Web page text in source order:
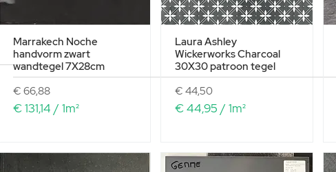
Marrakech Noche
handvorm zwart
wandtegel 7X28cm
Prijs
€ 66,88
€ 131,14 / 1m²
1
Laura Ashley
Wickerworks Charcoal
30X30 patroon tegel
Prijs
€ 44,50
€ 44,95 / 1m²
4
4